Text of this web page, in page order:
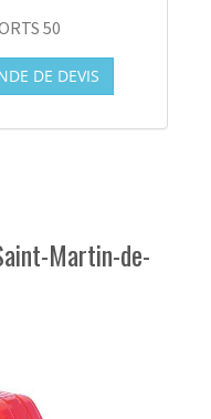
50
DE DEVIS
Martin-de-